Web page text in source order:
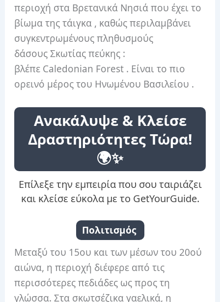
περιοχή στα Βρετανικά Νησιά που έχει το
βίωμα της τάιγκα , καθώς περιλαμβάνει
συγκεντρωμένους πληθυσμούς
δάσους Σκωτίας πεύκης :
βλέπε Caledonian Forest . Είναι το πιο
ορεινό μέρος του Ηνωμένου Βασιλείου .
Ανακάλυψε & Κλείσε
Δραστηριότητες Τώρα!
🌍✨
Επίλεξε την εμπειρία που σου ταιριάζει
και κλείσε εύκολα με το GetYourGuide.
Πολιτισμός
Μεταξύ του 15ου και των μέσων του 20ού
αιώνα, η περιοχή διέφερε από τις
περισσότερες πεδιάδες ως προς τη
γλώσσα. Στα σκωτσέζικα γαελικά, η